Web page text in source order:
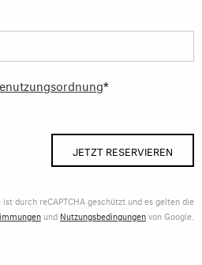
*
JETZT RESERVIEREN
ist durch reCAPTCHA geschützt und es gelten die
und Nutzungsbedingungenvon Google.